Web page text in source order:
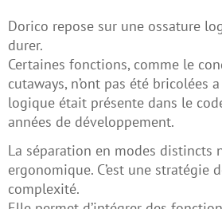
Dorico repose sur une ossature
durer.
Certaines fonctions, comme le
cutaways, n’ont pas été bricolées
logique était présente dans le
années de développement.
La séparation en modes distincts
ergonomique. C’est une stratégie
complexité.